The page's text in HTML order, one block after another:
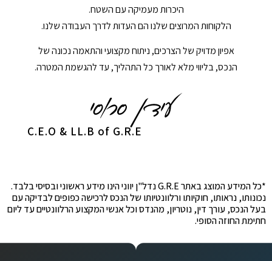
היכרות מעמיקה עם השטח.
הלקוחות המרוצים שלנו הם העדות לדרך העבודה שלנו.
אפיון מדויק של הצרכים, ניתוח מקצועי והתאמה נכונה של
הנכס, בליווי מלא לאורך כל התהליך, עד להגשמת המטרה.
C.E.O & LL.B of G.R.E
*כל המידע המוצג באתר G.R.E נדל"ן יווני הינו מידע ראשוני ובסיסי בלבד.
נכונותו, נראותו, חוקיותו ורלוונטיותו של הנכס לרכישה כפופים לבדיקה עם
בעל הנכס, עורך דין, נוטריון, מהנדס וכל אנשי המקצוע הרלוונטיים עד ליום
חתימת החוזה הסופי.